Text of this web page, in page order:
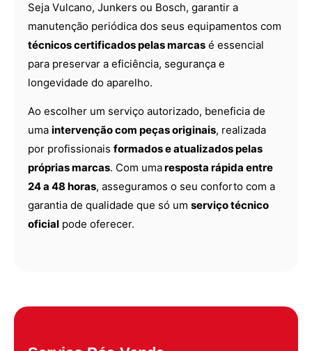
Seja Vulcano, Junkers ou Bosch, garantir a
manutenção periódica dos seus equipamentos com
técnicos certificados pelas marcas é essencial
para preservar a eficiência, segurança e
longevidade do aparelho.
Ao escolher um serviço autorizado, beneficia de
uma intervenção com peças originais, realizada
por profissionais formados e atualizados pelas
próprias marcas. Com umaresposta rápida entre
24 a 48 horas, asseguramos o seu conforto com a
garantia de qualidade que só um serviço técnico
oficial pode oferecer.